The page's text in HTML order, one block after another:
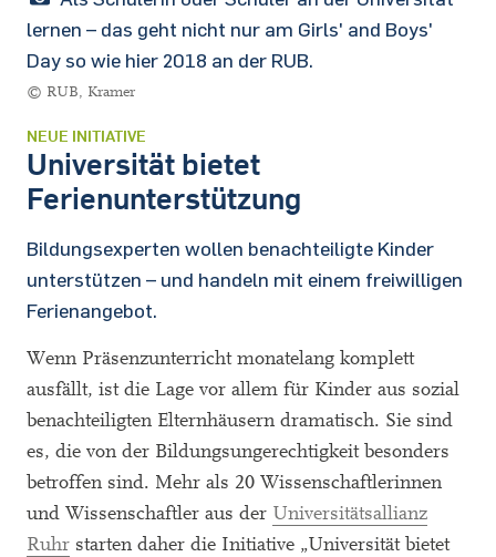
lernen – das geht nicht nur am Girls' and Boys'
Day so wie hier 2018 an der RUB.
© RUB, Kramer
NEUE INITIATIVE
Universität bietet
Ferienunterstützung
Bildungsexperten wollen benachteiligte Kinder
unterstützen – und handeln mit einem freiwilligen
Ferienangebot.
Wenn Präsenzunterricht monatelang komplett
ausfällt, ist die Lage vor allem für Kinder aus sozial
benachteiligten Elternhäusern dramatisch. Sie sind
es, die von der Bildungsungerechtigkeit besonders
betroffen sind. Mehr als 20 Wissenschaftlerinnen
und Wissenschaftler aus der Universitätsallianz
Ruhr starten daher die Initiative „Universität bietet